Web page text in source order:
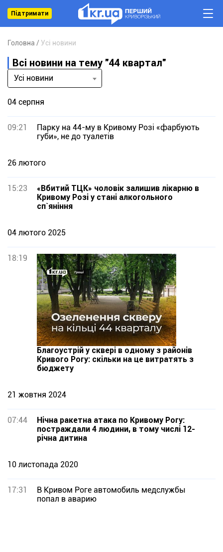
Підтримати
Головна Усі новини
Всі новини на тему "44 квартал"
Усі новини
04 серпня
09:21
Парку на 44-му в Кривому Розі «фарбують
губи», не до туалетів
26 лютого
15:23
«Вбитий ТЦК» чоловік залишив лікарню в
Кривому Розі у стані алкогольного
сп`яніння
04 лютого 2025
18:19
Благоустрій у сквері в одному з районів
Кривого Рогу: скільки на це витратять з
бюджету
21 жовтня 2024
07:44
Нічна ракетна атака по Кривому Рогу:
постраждали 4 людини, в тому числі 12-
річна дитина
10 листопада 2020
17:31
В Кривом Роге автомобиль медслужбы
попал в аварию